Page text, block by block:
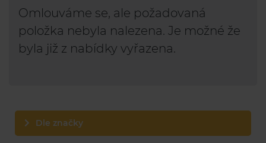
Omlouváme se, ale požadovaná
položka nebyla nalezena. Je možné že
byla již z nabídky vyřazena.
Dle značky